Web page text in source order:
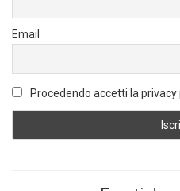
Email
Procedendo accetti la privacy